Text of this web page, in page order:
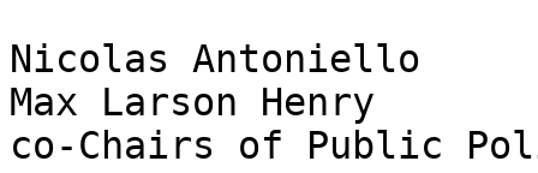
Nicolas Antoniello
Max Larson Henry
co-Chairs of Public